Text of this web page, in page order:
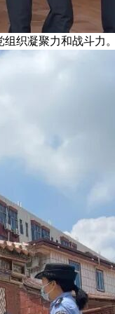
织凝聚力和战斗力。